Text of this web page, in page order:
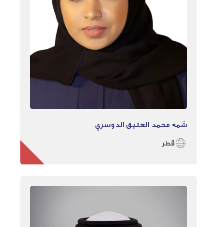
شمه محمد العتيق الدوسري
قطر